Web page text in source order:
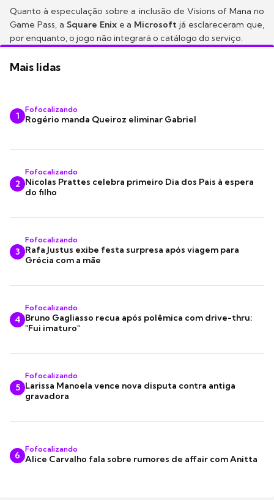
Quanto à especulação sobre a inclusão de Visions of Mana no
Game Pass, a Square Enixe a Microsoft já esclareceram que,
por enquanto, o jogo não integrará o catálogo do serviço.
Mais lidas
1
Fofocalizando
Rogério manda Queiroz eliminar Gabriel
2
Fofocalizando
Nicolas Prattes celebra primeiro Dia dos Pais à espera
do filho
3
Fofocalizando
Rafa Justus exibe festa surpresa após viagem para
Grécia com a mãe
4
Fofocalizando
Bruno Gagliasso recua após polêmica com drive-thru:
"Fui imaturo"
5
Fofocalizando
Larissa Manoela vence nova disputa contra antiga
gravadora
6
Fofocalizando
Alice Carvalho fala sobre rumores de affair com Anitta